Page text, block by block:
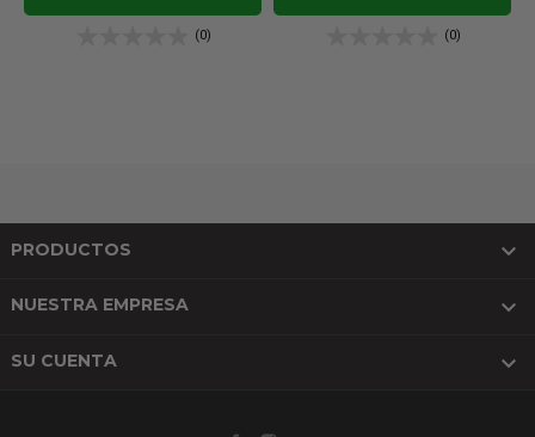
(0) (0)
PRODUCTOS 
NUESTRA EMPRESA 
SU CUENTA 